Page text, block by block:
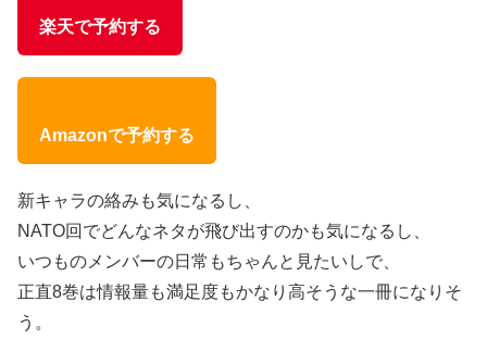
楽天で予約する
Amazonで予約する
新キャラの絡みも気になるし、
NATO回でどんなネタが飛び出すのかも気になるし、
いつものメンバーの日常もちゃんと見たいしで、
正直8巻は情報量も満足度もかなり高そうな一冊になりそ
う。